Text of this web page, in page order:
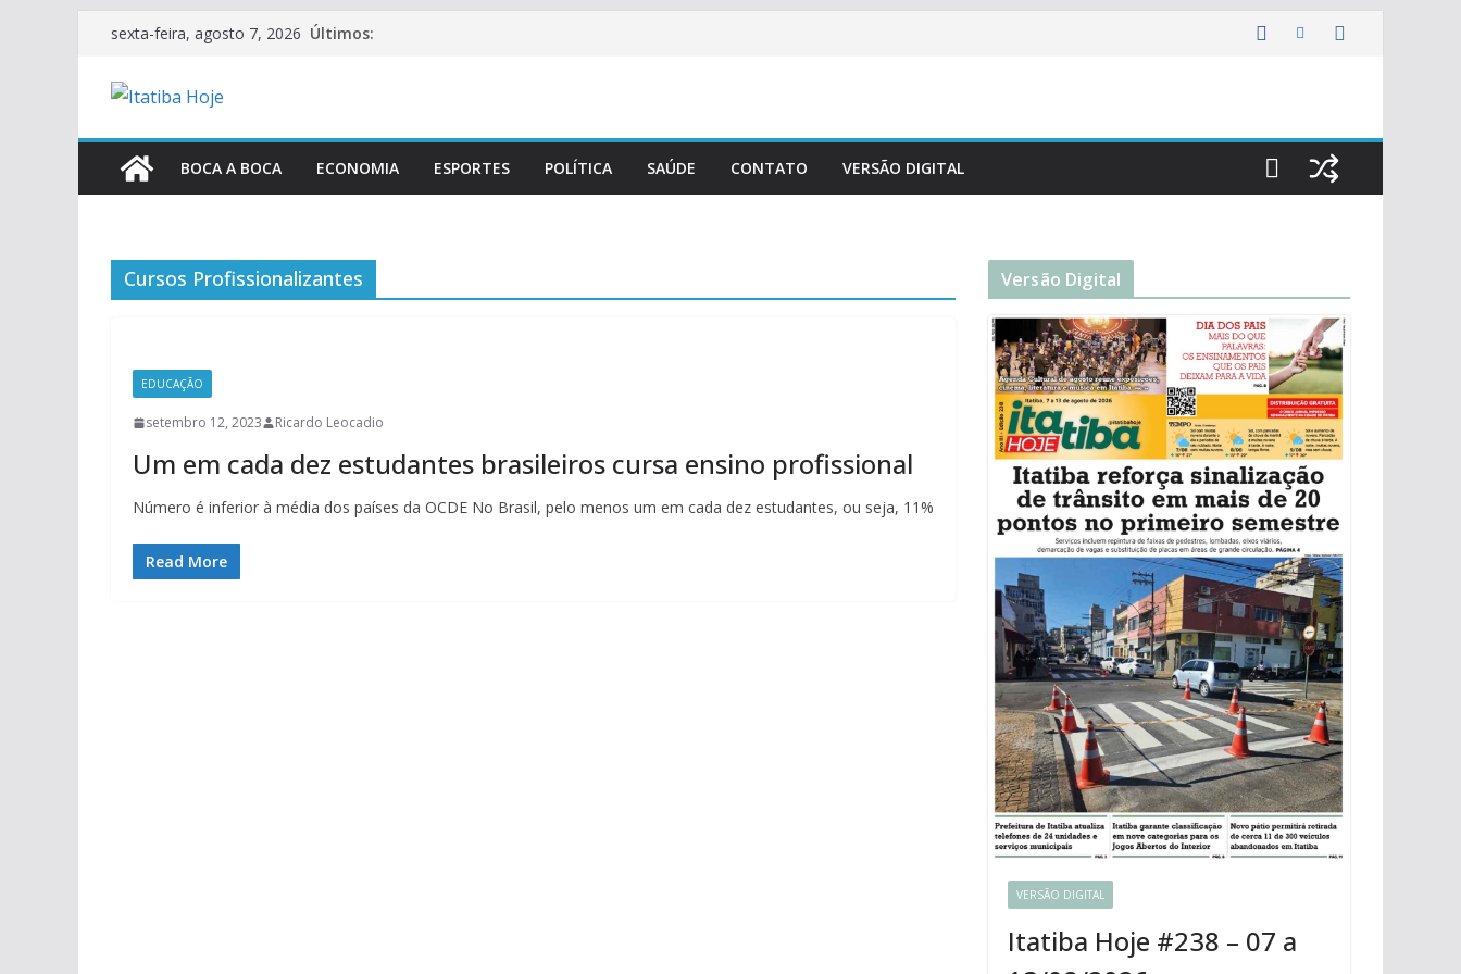
Pularsexta-feira, agosto 7, 2026 Últimos:
BOCA A BOCA ECONOMIA ESPORTES POLÍTICA SAÚDE CONTATO VERSÃO DIGITAL
Cursos Profissionalizantes
EDUCAÇÃO
setembro 12, 2023 Ricardo Leocadio
Um em cada dez estudantes brasileiros cursa ensino profissional
Número é inferior à média dos países da OCDE No Brasil, pelo menos um em cada dez estudantes, ou seja, 11%
Read More
Versão Digital
VERSÃO DIGITAL
Itatiba Hoje #238 – 07 a